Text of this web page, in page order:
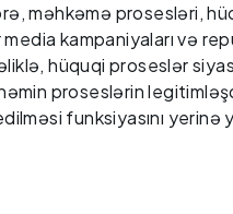
məhkəmə prosesləri,
kampaniyaları və
hüquqi proseslər
proseslərin
funksiyasını yerinə